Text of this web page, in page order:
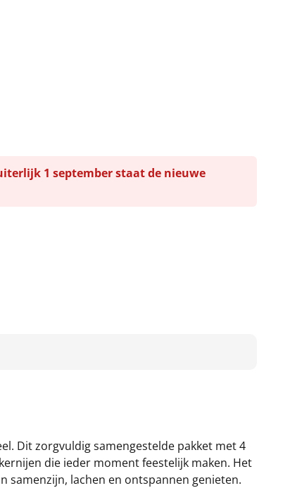
1 september staat de nieuwe
Dit zorgvuldig samengestelde pakket met 4
die ieder moment feestelijk maken. Het
samenzijn, lachen en ontspannen genieten.